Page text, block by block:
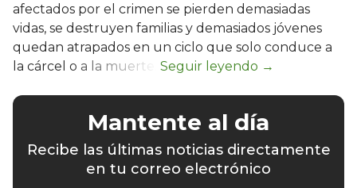
afectados por el crimen se pierden demasiadas
vidas, se destruyen familias y demasiados jóvenes
quedan atrapados en un ciclo que solo conduce a
la cárcel o a la muerte.
Mantente al día
Recibe las últimas noticias directamente
en tu correo electrónico